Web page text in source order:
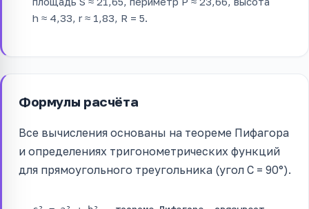
h ≈ 4,33, r ≈ 1,83, R = 5.
Формулы расчёта
Все вычисления основаны на теореме Пифагора
и определениях тригонометрических функций
для прямоугольного треугольника (угол C = 90°).